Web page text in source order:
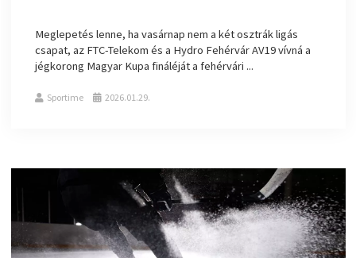
Meglepetés lenne, ha vasárnap nem a két osztrák ligás
csapat, az FTC-Telekom és a Hydro Fehérvár AV19 vívná a
jégkorong Magyar Kupa fináléját a fehérvári ...
Sportime 2026.01.29.